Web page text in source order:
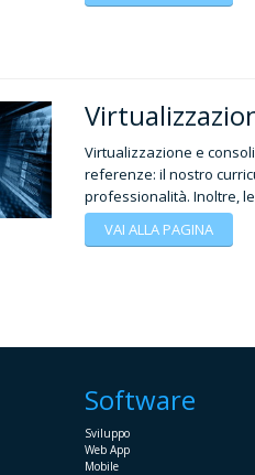
Virtualizzazione e
referenze: il nostro
professionalità. Inoltre,
VAI ALLA PAGINA
Software
Sviluppo
Web App
Mobile